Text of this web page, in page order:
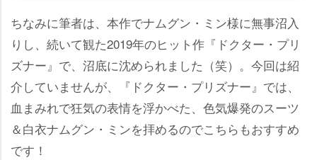
ちなみに筆者は、本作でナムグン・ミン様に無事沼入
りし、続いて観た2019年のヒット作『ドクター・プリ
ズナー』で、沼底に沈められました（笑）。今回は紹
介していませんが、『ドクター・プリズナー』では、
血まみれで狂気の表情を浮かべた、色気爆発のスーツ
＆白衣ナムグン・ミンを拝めるのでこちらもおすすめ
です！